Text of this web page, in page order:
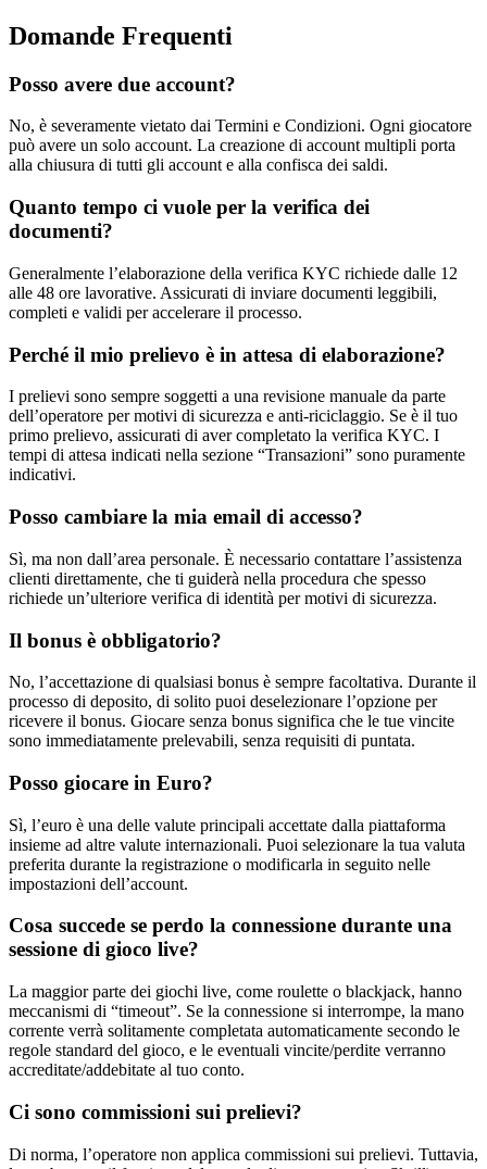
Domande Frequenti
Posso avere due account?
No, è severamente vietato dai Termini e Condizioni. Ogni giocatore
può avere un solo account. La creazione di account multipli porta
alla chiusura di tutti gli account e alla confisca dei saldi.
Quanto tempo ci vuole per la verifica dei
documenti?
Generalmente l’elaborazione della verifica KYC richiede dalle 12
alle 48 ore lavorative. Assicurati di inviare documenti leggibili,
completi e validi per accelerare il processo.
Perché il mio prelievo è in attesa di elaborazione?
I prelievi sono sempre soggetti a una revisione manuale da parte
dell’operatore per motivi di sicurezza e anti-riciclaggio. Se è il tuo
primo prelievo, assicurati di aver completato la verifica KYC. I
tempi di attesa indicati nella sezione “Transazioni” sono puramente
indicativi.
Posso cambiare la mia email di accesso?
Sì, ma non dall’area personale. È necessario contattare l’assistenza
clienti direttamente, che ti guiderà nella procedura che spesso
richiede un’ulteriore verifica di identità per motivi di sicurezza.
Il bonus è obbligatorio?
No, l’accettazione di qualsiasi bonus è sempre facoltativa. Durante il
processo di deposito, di solito puoi deselezionare l’opzione per
ricevere il bonus. Giocare senza bonus significa che le tue vincite
sono immediatamente prelevabili, senza requisiti di puntata.
Posso giocare in Euro?
Sì, l’euro è una delle valute principali accettate dalla piattaforma
insieme ad altre valute internazionali. Puoi selezionare la tua valuta
preferita durante la registrazione o modificarla in seguito nelle
impostazioni dell’account.
Cosa succede se perdo la connessione durante una
sessione di gioco live?
La maggior parte dei giochi live, come roulette o blackjack, hanno
meccanismi di “timeout”. Se la connessione si interrompe, la mano
corrente verrà solitamente completata automaticamente secondo le
regole standard del gioco, e le eventuali vincite/perdite verranno
accreditate/addebitate al tuo conto.
Ci sono commissioni sui prelievi?
Di norma, l’operatore non applica commissioni sui prelievi. Tuttavia,